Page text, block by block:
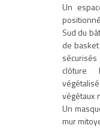
Un
Sud du
de
clôture
végétaux
Un
mur